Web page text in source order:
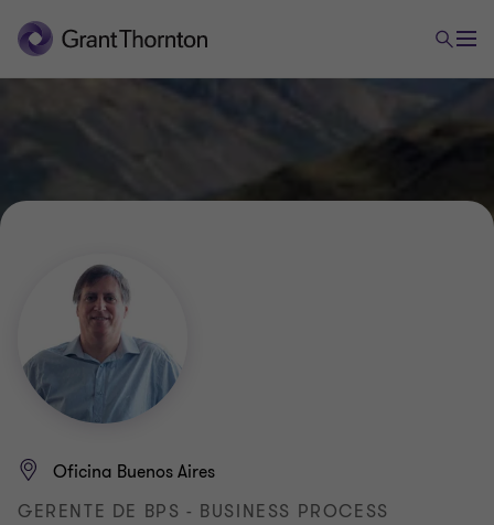
Oficina Buenos Aires
GERENTE DE BPS - BUSINESS PROCESS